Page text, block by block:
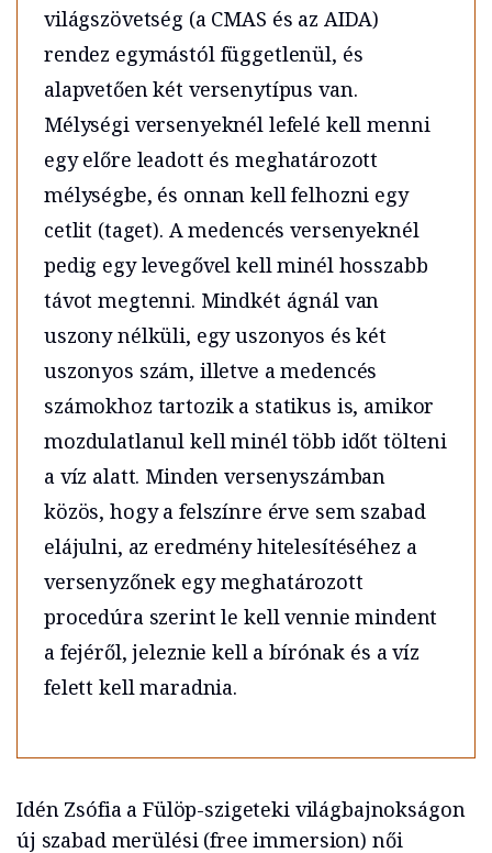
világszövetség (a CMAS és az AIDA)
rendez egymástól függetlenül, és
alapvetően két versenytípus van.
Mélységi versenyeknél lefelé kell menni
egy előre leadott és meghatározott
mélységbe, és onnan kell felhozni egy
cetlit (taget). A medencés versenyeknél
pedig egy levegővel kell minél hosszabb
távot megtenni. Mindkét ágnál van
uszony nélküli, egy uszonyos és két
uszonyos szám, illetve a medencés
számokhoz tartozik a statikus is, amikor
mozdulatlanul kell minél több időt tölteni
a víz alatt. Minden versenyszámban
közös, hogy a felszínre érve sem szabad
elájulni, az eredmény hitelesítéséhez a
versenyzőnek egy meghatározott
procedúra szerint le kell vennie mindent
a fejéről, jeleznie kell a bírónak és a víz
felett kell maradnia.
Idén Zsófia a Fülöp-szigeteki világbajnokságon
új szabad merülési (free immersion) női